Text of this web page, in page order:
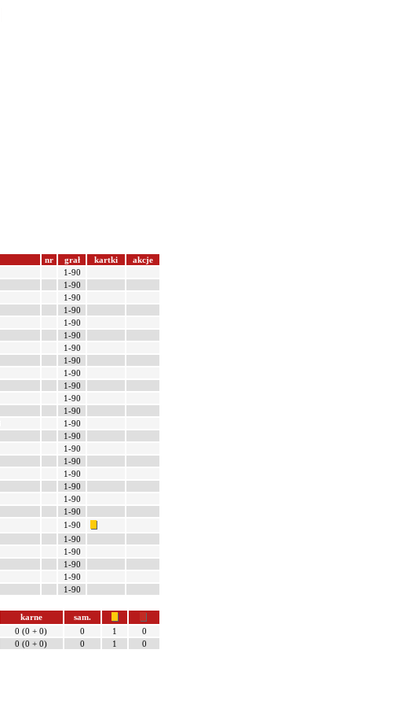
nr grał kartki
akcje
1-90
1-90
1-90
1-90
1-90
1-90
1-90
1-90
1-90
1-90
1-90
1-90
1-90
1-90
1-90
1-90
1-90
1-90
1-90
1-90
1-90
1-90
1-90
1-90
1-90
1-90
karne
sam.
0 (0 + 0) 0 1
0
0 (0 + 0) 0 1 0